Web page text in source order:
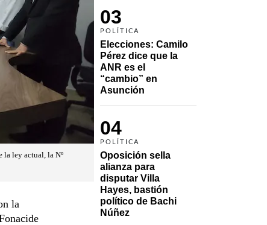
03
POLÍTICA
Elecciones: Camilo
Pérez dice que la
ANR es el
“cambio” en
Asunción
04
POLÍTICA
Oposición sella
alianza para
disputar Villa
Hayes, bastión
político de Bachi
Núñez
la ley actual, la Nº
la